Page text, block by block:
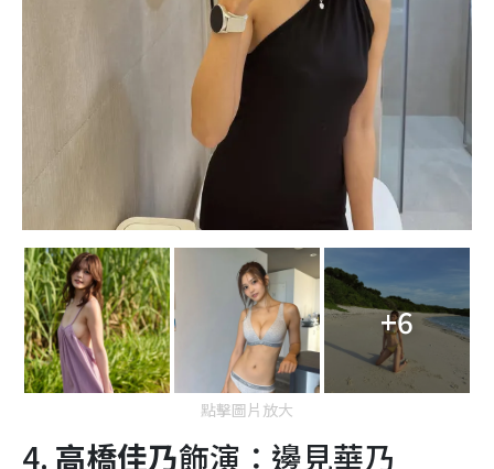
+6
點擊圖片放大
4. 高橋佳乃飾演：邊見華乃